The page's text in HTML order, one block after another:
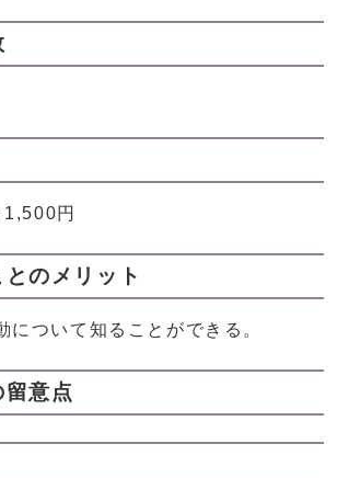
円
のメリット
について知ることができる。
意点